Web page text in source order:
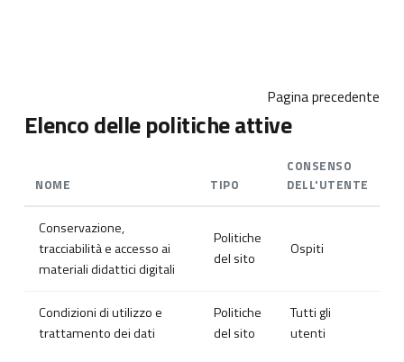
Pagina precedente
Elenco delle politiche attive
NOME TIPO
CONSENSO
DELL'UTENTE
Conservazione,
tracciabilità e accesso ai
materiali didattici digitali
Politiche
del sito
Ospiti
Condizioni di utilizzo e
trattamento dei dati
Politiche
del sito
Tutti gli
utenti